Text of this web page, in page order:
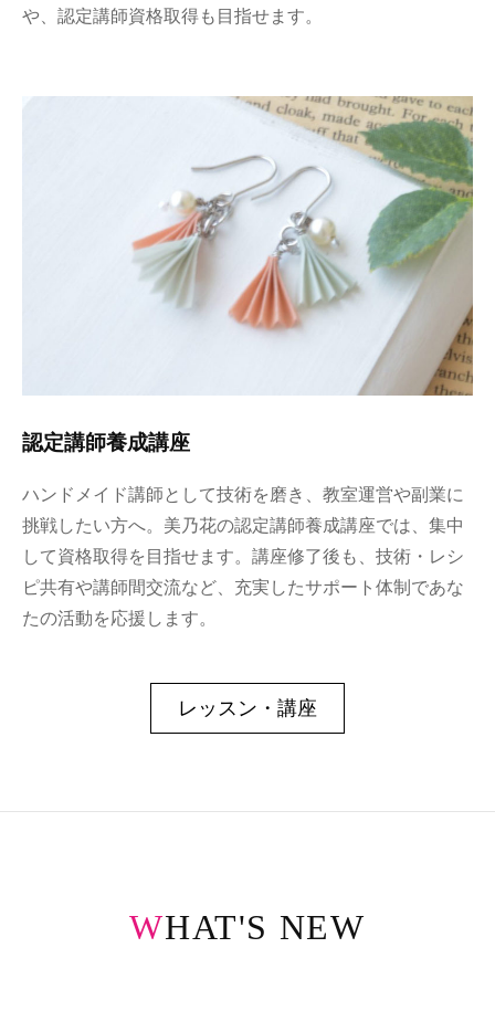
や、認定講師資格取得も目指せます。
認定講師養成講座
ハンドメイド講師として技術を磨き、教室運営や副業に
挑戦したい方へ。美乃花の認定講師養成講座では、集中
して資格取得を目指せます。講座修了後も、技術・レシ
ピ共有や講師間交流など、充実したサポート体制であな
たの活動を応援します。
レッスン・講座
WHAT'S NEW